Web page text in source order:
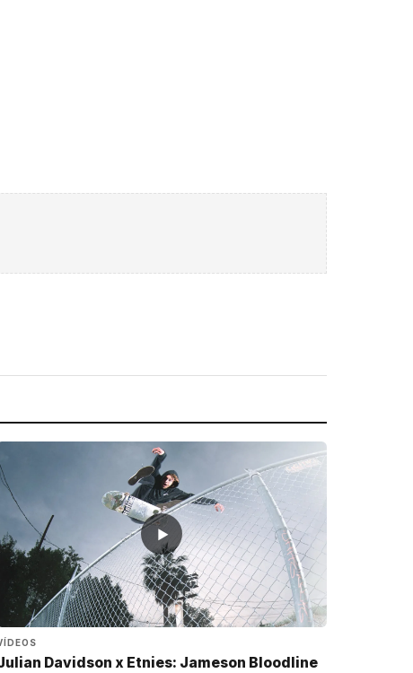
▶
Davidson x Etnies: Jameson Bloodline